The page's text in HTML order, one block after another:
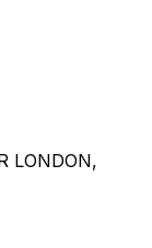
LONDON,